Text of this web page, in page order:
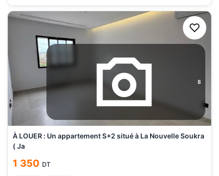
8
À LOUER : Un appartement S+2 situé à La Nouvelle Soukra
( Ja
1 350 DT